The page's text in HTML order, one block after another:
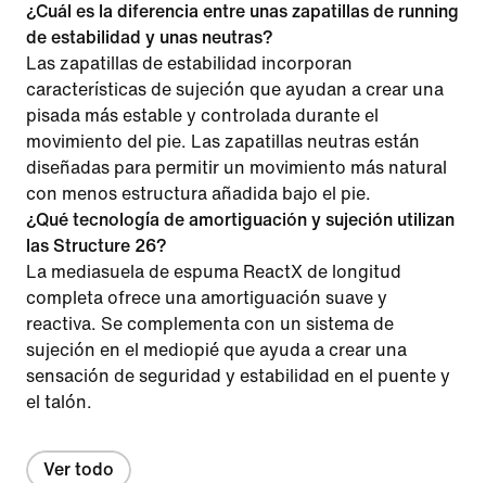
¿Cuál es la diferencia entre unas zapatillas de running
de estabilidad y unas neutras?
Las zapatillas de estabilidad incorporan
características de sujeción que ayudan a crear una
pisada más estable y controlada durante el
movimiento del pie. Las zapatillas neutras están
diseñadas para permitir un movimiento más natural
con menos estructura añadida bajo el pie.
¿Qué tecnología de amortiguación y sujeción utilizan
las Structure 26?
La mediasuela de espuma ReactX de longitud
completa ofrece una amortiguación suave y
reactiva. Se complementa con un sistema de
sujeción en el mediopié que ayuda a crear una
sensación de seguridad y estabilidad en el puente y
el talón.
Ver todo